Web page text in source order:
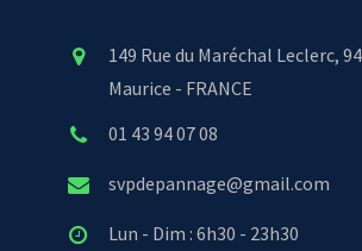
149 Rue du Maréchal Leclerc,
Maurice - FRANCE
01 43 94 07 08
svpdepannage@gmail.com
Lun - Dim : 6h30 - 23h30